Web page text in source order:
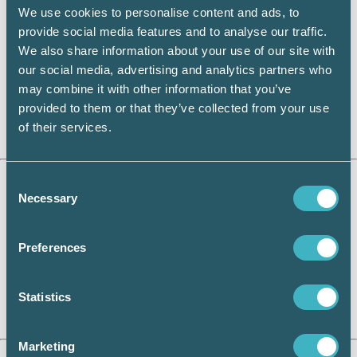
We use cookies to personalise content and ads, to
provide social media features and to analyse our traffic.
We also share information about your use of our site with
our social media, advertising and analytics partners who
may combine it with other information that you’ve
provided to them or that they’ve collected from your use
of their services.
Selection
Necessary
Preferences
Statistics
Marketing
är väl värt ett besök. SRF har med sin långa
erfarenhet av redovisning även stor kännedom
om lönebranschen, och har nu tagit stora kliv
in i rollen som branschorganisation för dig
som jobbar med lön. Branschen är i förändring
och SRF dagarna ger dig möjlighet att under
trevliga former möta framtiden tillsammans
med kollegor från hela landet.
2015
valberedningens nomineringar till
förtroendevalda inom SRF. Logga in på Mina
menyn kongress/kongresshandlingar finns